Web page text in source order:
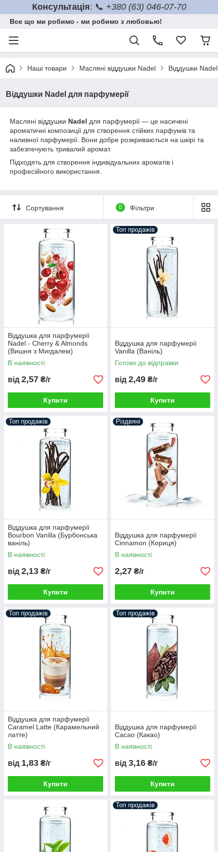
Консультація: 📞 +380 (63) 046-07-70
Все що ми робимо - ми робимо з любовью!
Наші товари Масляні віддушки Nadel Віддушки
Віддушки Nadel для парфумерії
Масляні віддушки Nadel для парфумерії — це насичені
ароматичні композиції для створення стійких парфумів та
наливної парфумерії. Вони добре розкриваються на шкірі та
забезпечують тривалий аромат.
Підходять для створення індивідуальних ароматів і
професійного використання.
Сортування 0 Фільтри
Віддушка для парфумерії
Nadel - Cherry & Almonds
(Вишня з Мигдалем)
В наявності
від 2,57 ₴/г
Купити
Топ продажів
Віддушка для парфумерії
Vanilla (Ваніль)
Готово до відправки
від 2,49 ₴/г
Купити
Топ продажів
Віддушка для парфумерії
Bourbon Vanilla (Бурбонська
ваніль)
В наявності
від 2,13 ₴/г
Купити
Різдвяні
Віддушка для парфумерії
Cinnamon (Кориця)
В наявності
2,27 ₴/г
Купити
Топ продажів
Віддушка для парфумерії
Caramel Latte (Карамельний
латте)
В наявності
від 1,83 ₴/г
Купити
Топ продажів
Віддушка для парфумерії
Сacao (Какао)
В наявності
від 3,16 ₴/г
Купити
Топ продажів